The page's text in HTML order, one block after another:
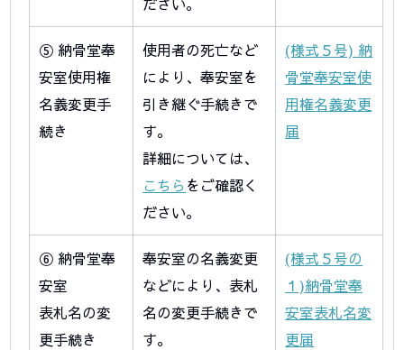
⑤ 納骨堂奉
安室使用権
名義変更手
続き
使用者の死亡など
により、奉安室を
引き継ぐ手続きで
す。
詳細については、
こちら をご確認く
ださい。
(様式５号) 納
骨堂奉安室使
用権名義変更
届
⑥ 納骨堂奉
安室
表札名の変
更手続き
奉安室の名義変更
などにより、表札
名の変更手続きで
す。
(様式５号の
１)納骨堂奉
安室表札名変
更届